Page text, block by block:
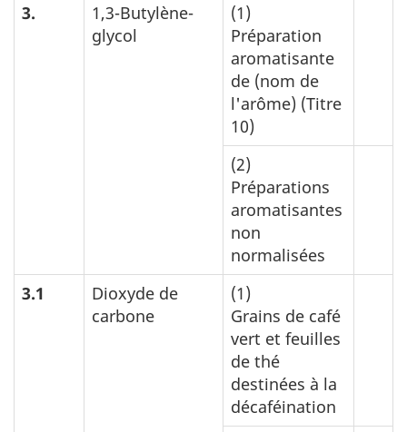
3.
1,3-Butylène-
glycol
(1)
Préparation
aromatisante
de (nom de
l'arôme) (Titre
10)
(2)
Préparations
aromatisantes
non
normalisées
3.1
Dioxyde de
carbone
(1)
Grains de café
vert et feuilles
de thé
destinées à la
décaféination